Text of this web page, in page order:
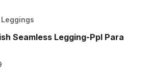
Leggings
Seamless Legging-Ppl Para